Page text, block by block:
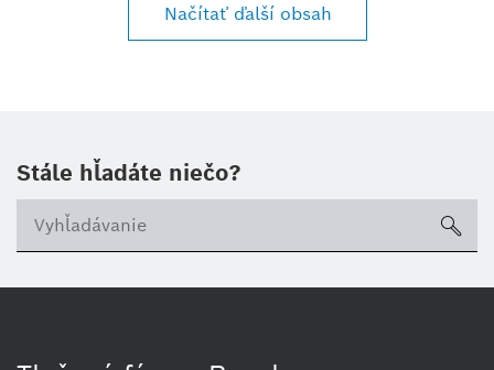
Načítať ďalší obsah
Stále hľadáte niečo?